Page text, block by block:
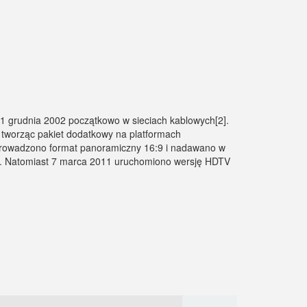
grudnia 2002 początkowo w sieciach kablowych[2].
pakiet dodatkowy na platformach
format panoramiczny 16:9 i nadawano w
7 marca 2011 uruchomiono wersję HDTV